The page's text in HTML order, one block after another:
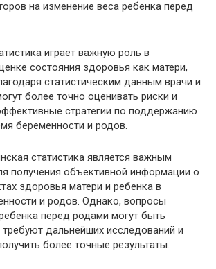
на изменение веса ребенка перед
играет важную роль в
состояния здоровья как матери,
статистическим данным врачи и
более точно оценивать риски и
стратегии по поддержанию
беременности и родов.
статистика является важным
получения объективной информации о
здоровья матери и ребенка в
и родов. Однако, вопросы
перед родами могут быть
дальнейших исследований и
более точные результаты.